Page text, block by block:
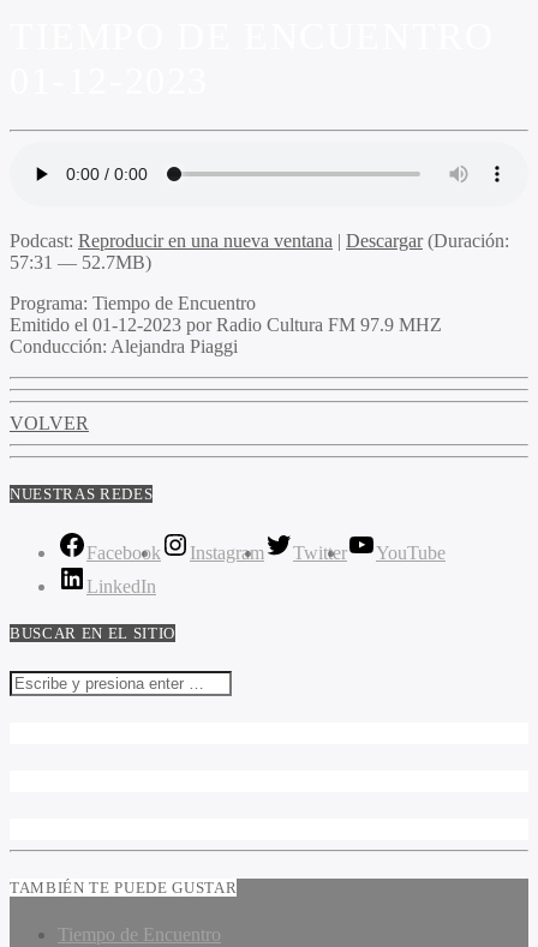
Podcast: Reproducir en una nueva ventana | Descargar(Duración:
57:31 — 52.7MB)
Programa: Tiempo de Encuentro
Emitido el 01-12-2023 por Radio Cultura FM 97.9 MHZ
Conducción: Alejandra Piaggi
VOLVER
NUESTRAS REDES
Facebook Instagram Twitter
YouTube
LinkedIn
BUSCAR EN EL SITIO
TAMBIÉN TE PUEDE GUSTAR
Tiempo de Encuentro